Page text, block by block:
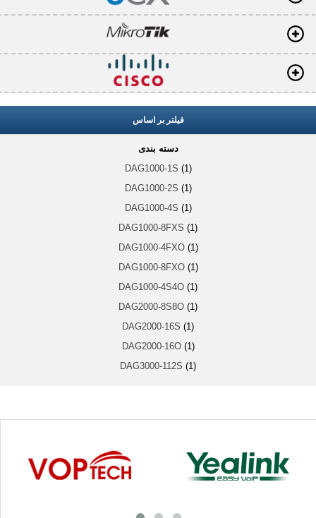
فیلتر بر اساس
دسته بندی
DAG1000-1S (1)
DAG1000-2S (1)
DAG1000-4S (1)
DAG1000-8FXS (1)
DAG1000-4FXO(1)
DAG1000-8FXO(1)
DAG1000-4S4O (1)
DAG2000-8S8O (1)
DAG2000-16S (1)
DAG2000-16O(1)
DAG3000-112S (1)